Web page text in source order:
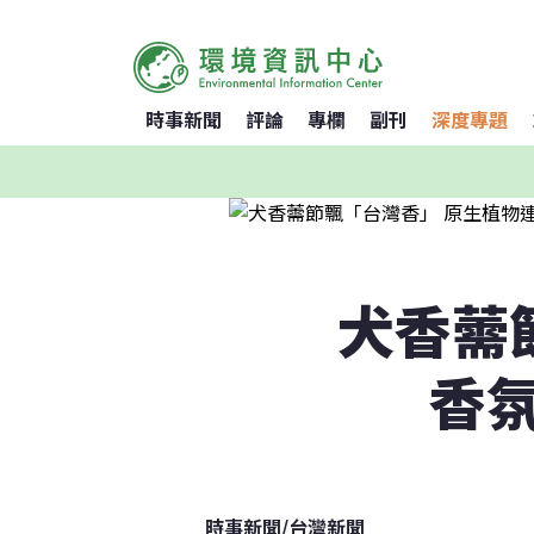
時事新聞 評論 專欄 副刊 深度專題
犬香薷
香
時事新聞/台灣新聞